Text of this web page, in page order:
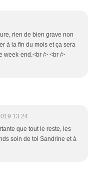
rien de bien grave non
à la fin du mois et ça sera
week-end.<br /> <br />
13:24
que tout le reste, les
soin de toi Sandrine et à